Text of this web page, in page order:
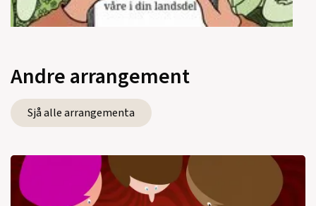
Andre arrangement
Sjå alle arrangementa